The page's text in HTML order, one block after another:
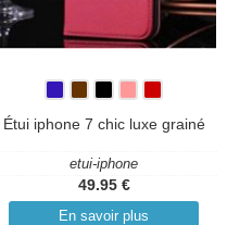
Étui iphone 7 chic luxe grainé
etui-iphone
49.95 €
En savoir plus